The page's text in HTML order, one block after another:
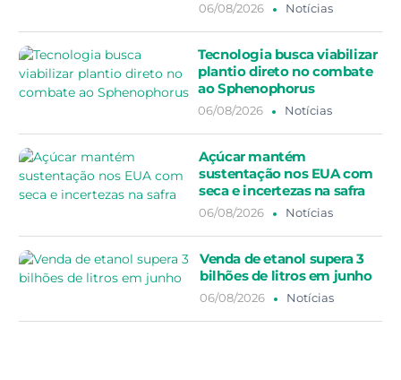
06/08/2026 Notícias
Tecnologia busca viabilizar
plantio direto no combate
ao Sphenophorus
06/08/2026 Notícias
Açúcar mantém
sustentação nos EUA com
seca e incertezas na safra
06/08/2026 Notícias
Venda de etanol supera 3
bilhões de litros em junho
06/08/2026 Notícias